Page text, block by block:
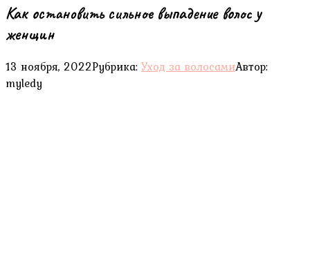
Как остановить сильное выпадение волос у
женщин
13 ноября, 2022Рубрика: Уход за волосамиАвтор:
myledy